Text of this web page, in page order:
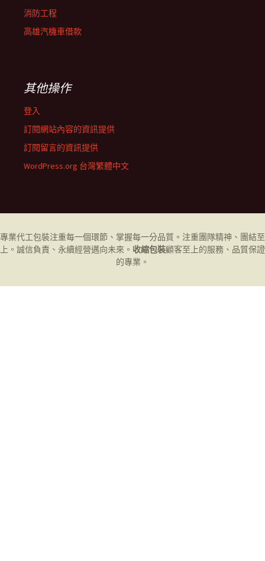
消防工程
高雄汽機車借款
其他操作
登入
訂閱網站內容的資訊提供
訂閱留言的資訊提供
WordPress.org 台灣繁體中文
專業代工包裝注重每一個環節、掌握每一分品質。注重團隊精神、團結至
上。誠信負責、永續經營邁向未來。 收縮包裝顧客至上的服務、品質保證
的專業。